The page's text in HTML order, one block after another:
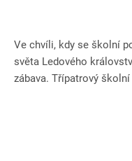
Ve chvíli, kdy se školní
světa Ledového
zábava. Třípatrový školní